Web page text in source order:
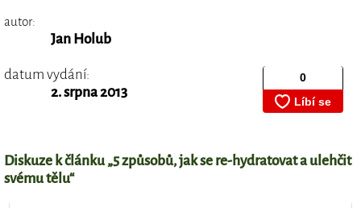
autor:
Jan Holub
datum vydání:
2. srpna 2013
Diskuze k článku „5 způsobů, jak se re-hydratovat a ulehčit
svému tělu“